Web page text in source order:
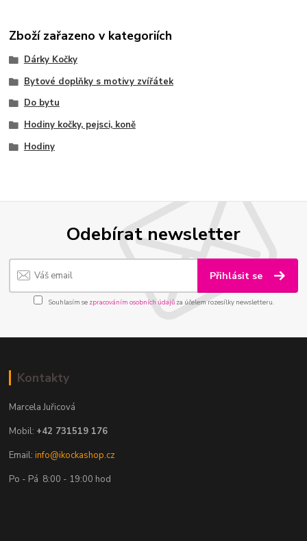
Zboží zařazeno v kategoriích
Dárky Kočky
Bytové doplňky s motivy zvířátek
Do bytu
Hodiny kočky, pejsci, koně
Hodiny
Odebírat newsletter
Přihlásit se
Souhlasím se zpracováním osobních údajůza účelem rozesílky newsletteru.
Kontakty
Marcela Juřicová
Mobil: +42 731519 176
Email:info@ikockashop.cz
Po - Pá 8:00 - 19:00 hod